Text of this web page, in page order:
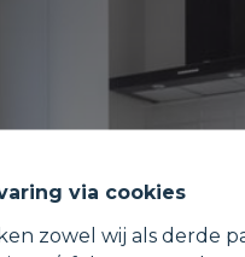
via cookies
zowel wij als derde